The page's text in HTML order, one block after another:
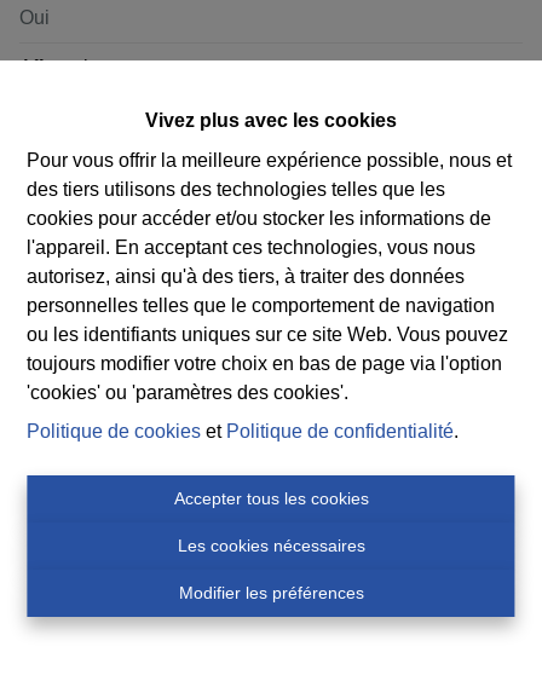
Vivez plus avec les cookies
Pour vous offrir la meilleure expérience possible, nous et
des tiers utilisons des technologies telles que les
cookies pour accéder et/ou stocker les informations de
l'appareil. En acceptant ces technologies, vous nous
autorisez, ainsi qu'à des tiers, à traiter des données
personnelles telles que le comportement de navigation
ou les identifiants uniques sur ce site Web. Vous pouvez
toujours modifier votre choix en bas de page via l'option
'cookies' ou 'paramètres des cookies'.
Politique de cookies et Politique de confidentialité.
Accepter tous les cookies
Les cookies nécessaires
Modifier les préférences
Oui
Affectation
G-score
Inconnue
P-score
Inconnue
Vue de la carte